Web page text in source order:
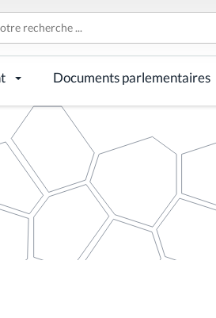
Documents parlementaires